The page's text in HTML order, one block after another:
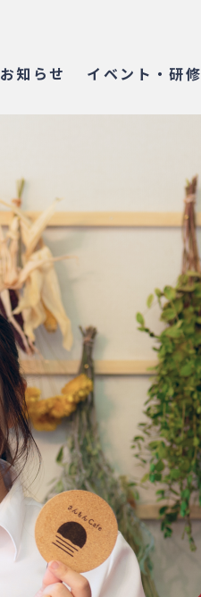
お知らせ イベント・研